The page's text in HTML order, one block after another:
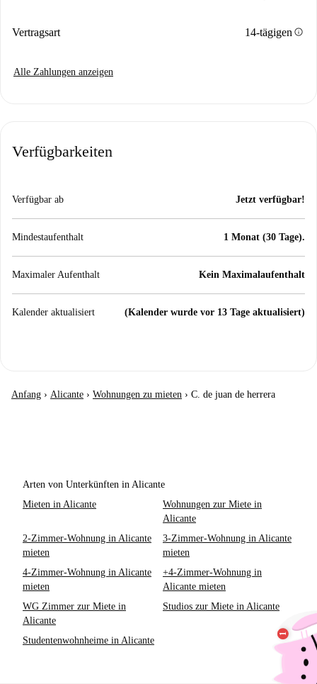
Vertragsart 14-tägigen info
Alle Zahlungen anzeigen
Verfügbarkeiten
Verfügbar ab Jetzt verfügbar!
Mindestaufenthalt 1 Monat (30 Tage).
Maximaler Aufenthalt Kein Maximalaufenthalt
Kalender aktualisiert (Kalender wurde vor 13 Tage aktualisiert)
Anfang › Alicante › Wohnungen zu mieten › C. de juan de herrera
Arten von Unterkünften in Alicante
Mieten in Alicante
Wohnungen zur Miete in
Alicante
2-Zimmer-Wohnung in Alicante
mieten
3-Zimmer-Wohnung in Alicante
mieten
4-Zimmer-Wohnung in Alicante
mieten
+4-Zimmer-Wohnung in
Alicante mieten
WG Zimmer zur Miete in
Alicante
Studios zur Miete in Alicante
Studentenwohnheime in Alicante